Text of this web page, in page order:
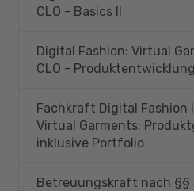
CLO - Basics II
Digital Fashion: Virtual
CLO -
Fachkraft Digital Fashion
Virtual Garments:
inklusive Portfolio
Betreuungskraft nach §§